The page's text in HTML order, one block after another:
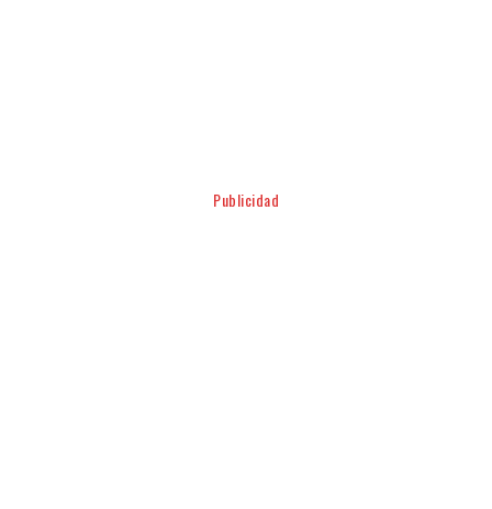
Publicidad